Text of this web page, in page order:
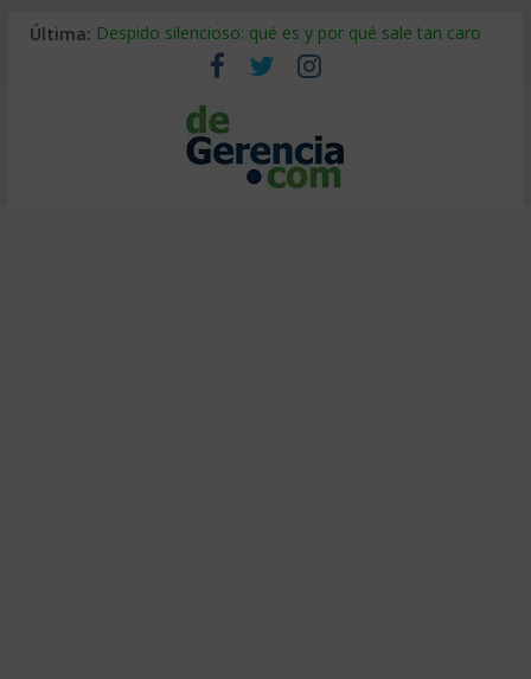
Última: Despido silencioso: qué es y por qué sale tan caro
La economía de Venezuela después del terremoto
Los 8 pasos de Kotter: liderar el cambio sin fracasar
Gestión de proyectos con IA: qué cambia en el oficio
IA y creatividad: cómo evitar que todos piensen igual